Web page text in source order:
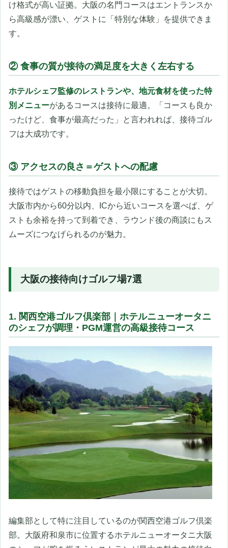
け格式が高い証拠。大阪の名門コースはエントランスか
ら高級感が漂い、ゲストに「特別な体験」を提供できま
す。
② 食事の質が接待の満足度を大きく左右する
ホテルシェフ監修のレストランや、地元食材を使った特
別メニューがあるコースは接待に最適。「コースも良か
ったけど、食事が最高だった」と言われれば、接待ゴル
フは大成功です。
③ アクセスの良さ＝ゲストへの配慮
接待ではゲストの移動負担を最小限にすることが大切。
大阪市内から60分以内、ICから近いコースを選べば、ゲ
ストも余裕を持って到着でき、ラウンド後の商談にもス
ムーズにつなげられるのが魅力。
大阪の接待向けゴルフ場7選
1. 関西空港ゴルフ倶楽部｜ホテルニューオータニ
のシェフが調理・PGM運営の高級接待コース
編集部として特に注目しているのが関西空港ゴルフ倶楽
部。大阪府和泉市に位置するホテルニューオータニ大阪